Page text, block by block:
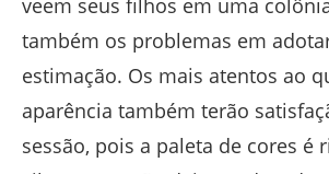
veem seus filhos em uma
também os problemas em
estimação. Os mais atentos ao
aparência também terão
sessão, pois a paleta de cores é